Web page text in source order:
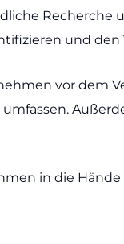
Recherche
und
vor dem
in die